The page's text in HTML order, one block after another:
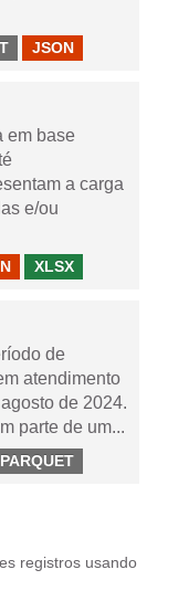
JSON
em base
a carga
e/ou
XLSX
de
atendimento
de 2024.
parte de um...
PARQUET
registros usando